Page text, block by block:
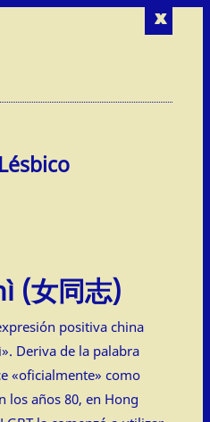
x
(女同志)
positiva china
Deriva de la palabra
«oficialmente» como
los años 80, en Hong